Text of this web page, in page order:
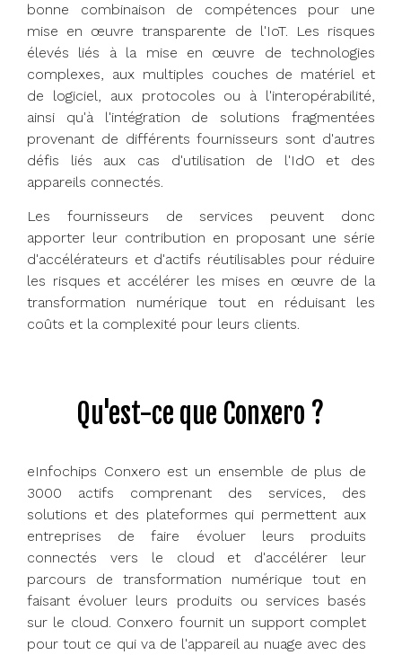
bonne combinaison de compétences pour une
mise en œuvre transparente de l'IoT. Les risques
élevés liés à la mise en œuvre de technologies
complexes, aux multiples couches de matériel et
de logiciel, aux protocoles ou à l'interopérabilité,
ainsi qu'à l'intégration de solutions fragmentées
provenant de différents fournisseurs sont d'autres
défis liés aux cas d'utilisation de l'IdO et des
appareils connectés.
Les fournisseurs de services peuvent donc
apporter leur contribution en proposant une série
d'accélérateurs et d'actifs réutilisables pour réduire
les risques et accélérer les mises en œuvre de la
transformation numérique tout en réduisant les
coûts et la complexité pour leurs clients.
Qu'est-ce que Conxero ?
eInfochips Conxero est un ensemble de plus de
3000 actifs comprenant des services, des
solutions et des plateformes qui permettent aux
entreprises de faire évoluer leurs produits
connectés vers le cloud et d'accélérer leur
parcours de transformation numérique tout en
faisant évoluer leurs produits ou services basés
sur le cloud. Conxero fournit un support complet
pour tout ce qui va de l'appareil au nuage avec des